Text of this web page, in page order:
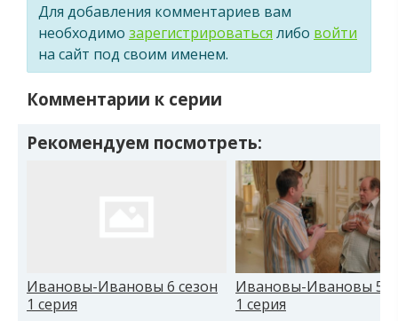
Для добавления комментариев вам
необходимо зарегистрироваться либо войти
на сайт под своим именем.
Комментарии к серии
Рекомендуем посмотреть:
Ивановы-Ивановы 6 сезон
1 серия
Ивановы-Ивановы 5
1 серия